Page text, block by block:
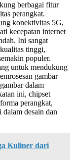
berbagai fitur
perangkat.
konektivitas 5G,
kecepatan internet
Ini sangat
tinggi,
populer.
untuk mendukung
gambar
dalam
ini, chipset
perangkat,
desain dan
Kuliner dari